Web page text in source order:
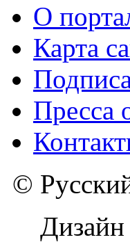
О
Карта
Пресса
©
Дизайн